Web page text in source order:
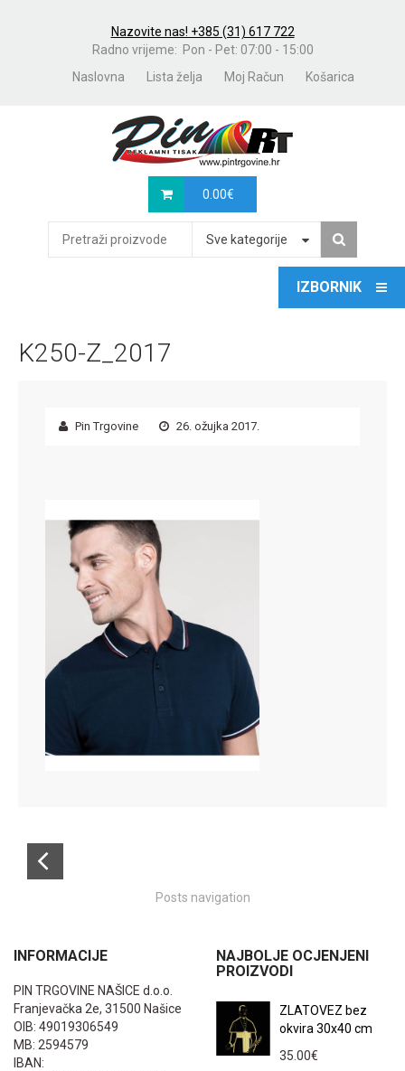
Nazovite nas! +385 (31) 617 722
Radno vrijeme: Pon - Pet: 07:00 - 15:00
Naslovna
Lista želja Moj Račun Košarica
0.00€
Sve kategorije
K250-Z_2017
Pin Trgovine 26. ožujka 2017.
Posts navigation
INFORMACIJE
PIN TRGOVINE NAŠICE d.o.o.
Franjevačka 2e, 31500 Našice
OIB: 49019306549
MB: 2594579
IBAN:
NAJBOLJE OCJENJENI
PROIZVODI
ZLATOVEZ bez
okvira 30x40 cm
35.00€